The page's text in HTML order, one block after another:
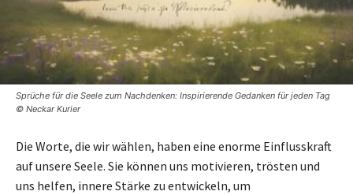
Sprüche für die Seele zum Nachdenken: Inspirierende Gedanken für jeden Tag
© Neckar Kurier
Die Worte, die wir wählen, haben eine enorme Einflusskraft
auf unsere Seele. Sie können uns motivieren, trösten und
uns helfen, innere Stärke zu entwickeln, um